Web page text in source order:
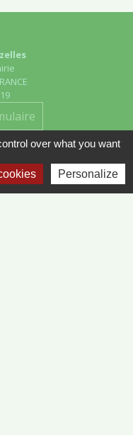
over what you want
Personalize